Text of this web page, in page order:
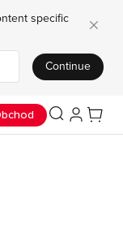
specific
Continue
Nyní